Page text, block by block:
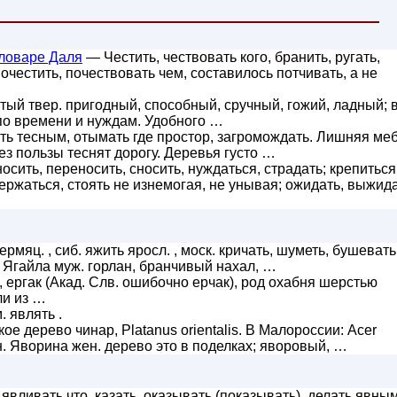
Даля — Честить, чествовать кого, бранить, ругать,
почествовать чем, составилось потчивать, а не
твер. пригодный, способный, сручный, гожий, ладный;
времени и нуждам. Удобного …
тесным, отымать где простор, загромождать. Лишняя
пользы теснят дорогу. Деревья густо …
переносить, сносить, нуждаться, страдать;
стоять не изнемогая, не унывая; ожидать,
, сиб. яжить яросл. , моск. кричать, шуметь,
Ягайла муж. горлан, бранчивый нахал, …
(Акад. Слв. ошибочно ерчак), род охабня шерстью
из …
являть .
дерево чинар, Platanus orientalis. В Малороссии: Acer
Яворина жен. дерево это в поделках; яворовый, …